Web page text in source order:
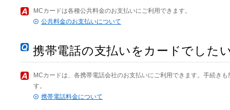
MCカードは各種公共料金のお支払いにご利用できます。
公共料金のお支払いについて
携帯電話の支払いをカードでした
MCカードは、各携帯電話会社のお支払いにご利用できます。手続き
す。
携帯電話料金について